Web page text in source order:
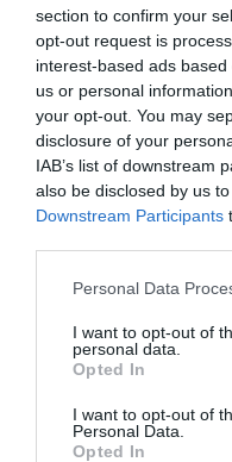
section to confirm your
opt-out request is
interest-based ads
us or personal
your opt-out. You may
disclosure of your
IAB’s list of downstream
also be disclosed by us
Downstream Participants
Personal Data
I want to opt-out of
personal data.
Opted In
I want to opt-out of
Personal Data.
Opted In
Índex2P
contenido en la era
es un evento por
interés
en el siguiente
pongamos en contacto
asignación de las
Añadir2Playbook
de forma gratuita
Mantente informado